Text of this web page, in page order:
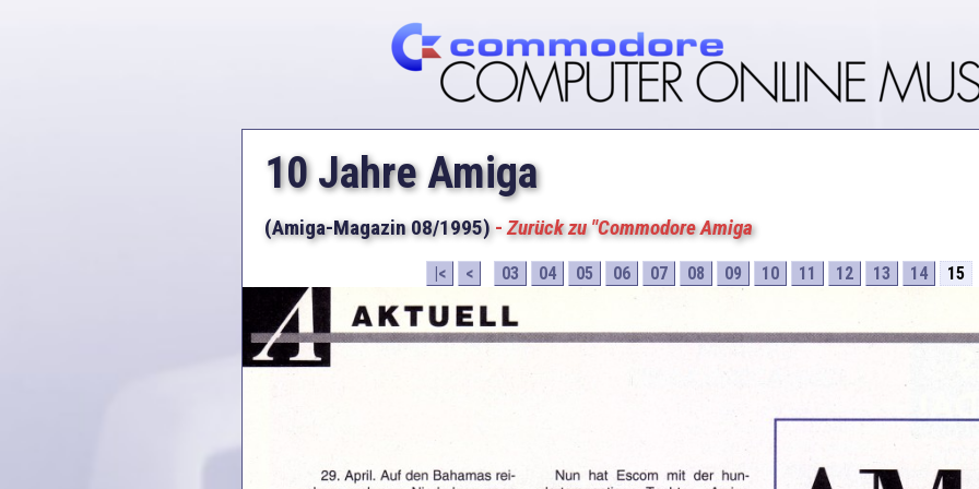
10 Jahre Amiga
(Amiga-Magazin 08/1995)-Zurück zu "Commodore Amiga
|< < 03 04 05 06 07 08 09 10 11 12 13 14 15